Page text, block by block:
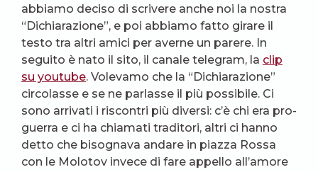
abbiamo deciso di scrivere anche noi la nostra
“Dichiarazione”, e poi abbiamo fatto girare il
testo tra altri amici per averne un parere. In
seguito è nato il sito, il canale telegram, la clip
su youtube. Volevamo che la “Dichiarazione”
circolasse e se ne parlasse il più possibile. Ci
sono arrivati i riscontri più diversi: c’è chi era pro-
guerra e ci ha chiamati traditori, altri ci hanno
detto che bisognava andare in piazza Rossa
con le Molotov invece di fare appello all’amore